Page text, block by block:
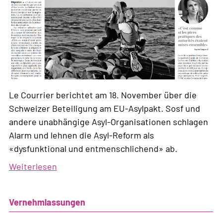
Asyl.»
Le Courrier berichtet am 18. November über die
Schweizer Beteiligung am EU-Asylpakt. Sosf und
andere unabhängige Asyl-Organisationen schlagen
Alarm und lehnen die Asyl-Reform als
«dysfunktional und entmenschlichend» ab.
Weiterlesen
Asylpakt
Vernehmlassungen